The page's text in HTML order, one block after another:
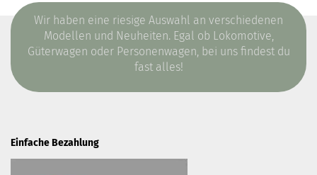
Wir haben eine riesige Auswahl an verschiedenen
Modellen und Neuheiten. Egal ob Lokomotive,
Güterwagen oder Personenwagen, bei uns findest du
fast alles!
Einfache Bezahlung